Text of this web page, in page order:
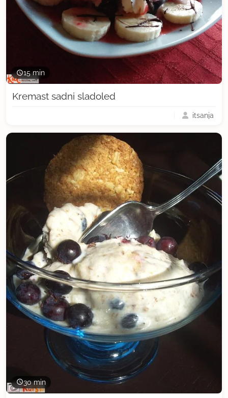
15 min
Kremast sadni sladoled
itsanja
30 min